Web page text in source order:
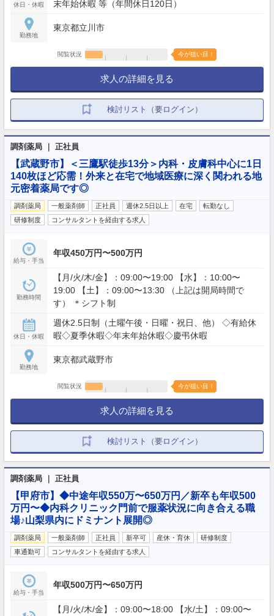
休日・休暇 末年始休暇 等（年間休日120日）
勤務地
東京都立川市
閲覧状況 今が狙い目！
求人の詳細を見る
検討リスト（要ログイン）
調剤薬局 ｜ 正社員
【武蔵野市】＜三鷹駅徒歩13分＞内科・皮膚科中心に1日
140枚ほど応需！外来と在宅で地域医療に深く関われる地
元密着薬局です◎
調剤薬局 一般薬剤師 正社員 週休2.5日以上 在宅
転勤なし
研修制度
コンサルタントを経由する求人
給与・手当
年収450万円〜500万円
勤務時間
【月/火/木/金】：09:00〜19:00 【水】：10:00〜
19:00 【土】：09:00〜13:30 （上記は開局時間で
す） ＊シフト制
休日・休暇
週休2.5日制（土曜午後・日曜・祝日、他） ◇有給休
暇◇夏季休暇◇年末年始休暇◇慶弔休暇
勤務地
東京都武蔵野市
閲覧状況 今が狙い目！
求人の詳細を見る
検討リスト（要ログイン）
調剤薬局 ｜ 正社員
【甲府市】◆中途年収550万〜650万円／新卒も年収500
万円〜◆内科クリニック門前で服薬状況に向き合える職
場♪山梨県内にドミナント展開◎
調剤薬局 一般薬剤師 正社員 新卒可 産休・育休
研修制度
車通勤可
コンサルタントを経由する求人
給与・手当
年収500万円〜650万円
【月/火/木/金】：09:00〜18:00 【水/土】：09:00〜